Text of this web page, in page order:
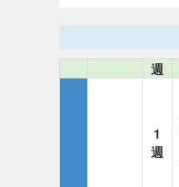
週
1
週